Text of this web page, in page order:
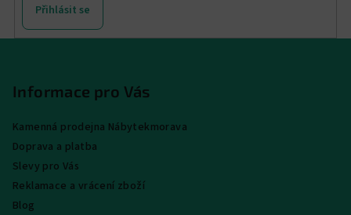
Přihlásit se
Informace pro Vás
Kamenná prodejna Nábytekmorava
Doprava a platba
Slevy pro Vás
Reklamace a vrácení zboží
Blog